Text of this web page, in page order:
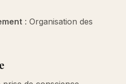
: Organisation des